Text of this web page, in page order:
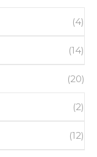
(4)
(14)
(20)
(2)
(12)